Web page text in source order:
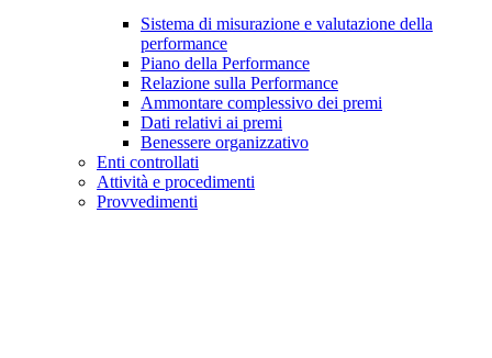
Sistema di misurazione e valutazione della
performance
Piano della Performance
Relazione sulla Performance
Ammontare complessivo dei premi
Dati relativi ai premi
Benessere organizzativo
Enti controllati
Attività e procedimenti
Provvedimenti